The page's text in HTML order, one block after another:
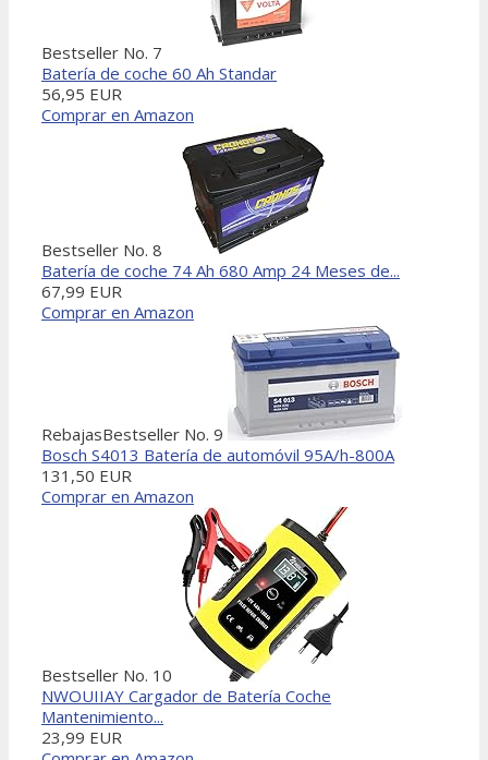
Bestseller No. 7
Batería de coche 60 Ah Standar
56,95 EUR
Comprar en Amazon
Bestseller No. 8
Batería de coche 74 Ah 680 Amp 24 Meses de...
67,99 EUR
Comprar en Amazon
RebajasBestseller No. 9
Bosch S4013 Batería de automóvil 95A/h-800A
131,50 EUR
Comprar en Amazon
Bestseller No. 10
NWOUIIAY Cargador de Batería Coche
Mantenimiento...
23,99 EUR